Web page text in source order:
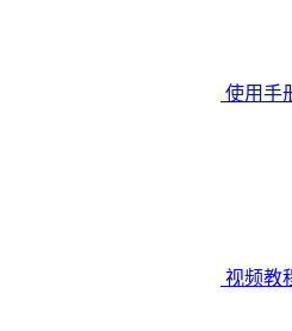
使用手
视频教